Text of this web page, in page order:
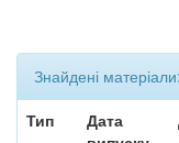
Знайдені матеріали:
Тип
Дата